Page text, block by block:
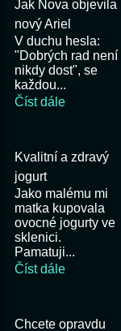
Jak Nova objevila
nový Ariel
V duchu hesla:
"Dobrých rad není
nikdy dost", se
každou...
Číst dále
Kvalitní a zdravý
jogurt
Jako malému mi
matka kupovala
ovocné jogurty ve
sklenici.
Pamatuji...
Číst dále
Chcete opravdu